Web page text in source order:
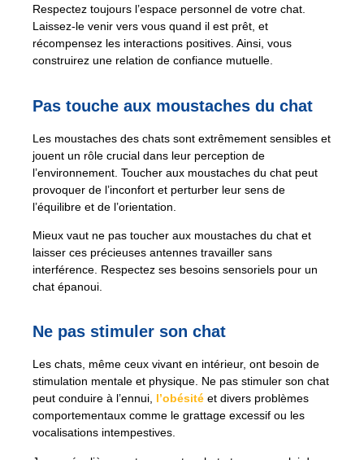
Respectez toujours l’espace personnel de votre chat.
Laissez-le venir vers vous quand il est prêt, et
récompensez les interactions positives. Ainsi, vous
construirez une relation de confiance mutuelle.
Pas touche aux moustaches du chat
Les moustaches des chats sont extrêmement sensibles et
jouent un rôle crucial dans leur perception de
l’environnement. Toucher aux moustaches du chat peut
provoquer de l’inconfort et perturber leur sens de
l’équilibre et de l’orientation.
Mieux vaut ne pas toucher aux moustaches du chat et
laisser ces précieuses antennes travailler sans
interférence. Respectez ses besoins sensoriels pour un
chat épanoui.
Ne pas stimuler son chat
Les chats, même ceux vivant en intérieur, ont besoin de
stimulation mentale et physique. Ne pas stimuler son chat
peut conduire à l’ennui, l’obésité et divers problèmes
comportementaux comme le grattage excessif ou les
vocalisations intempestives.